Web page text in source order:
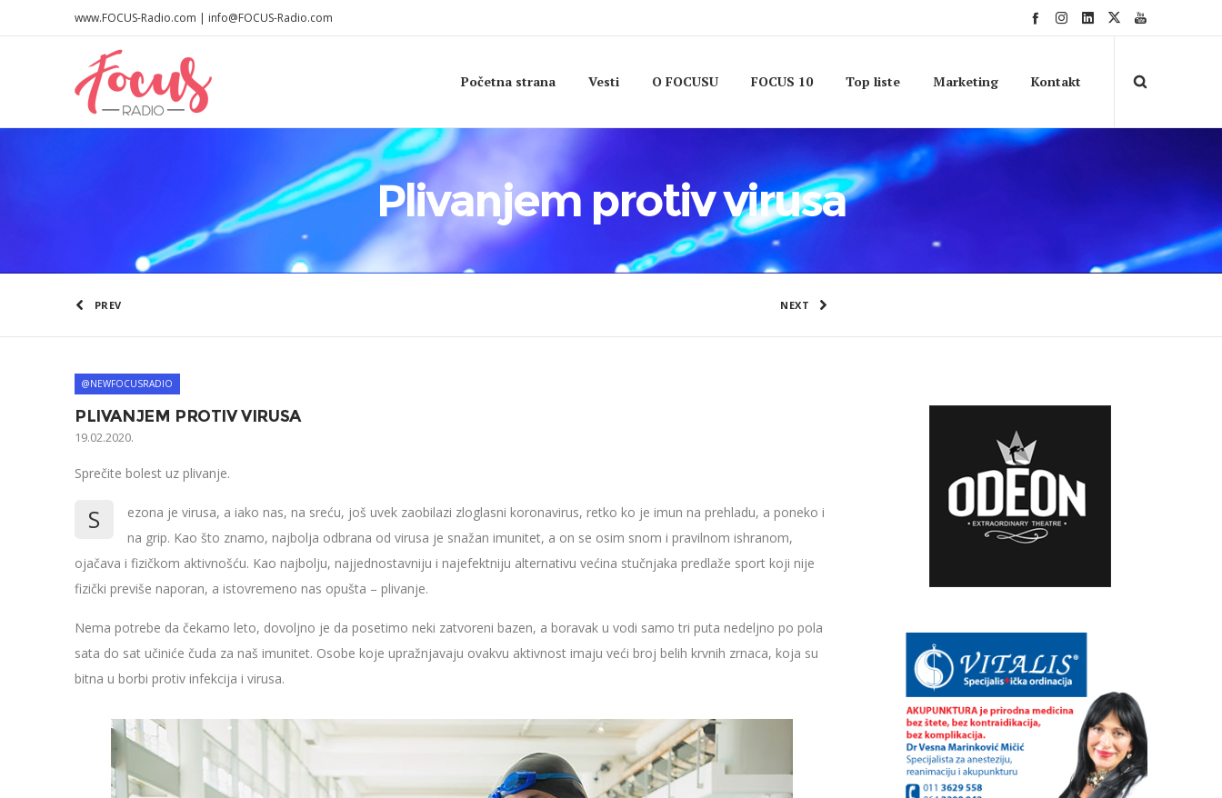
www.FOCUS-Radio.com | info@FOCUS-Radio.com
Početna strana Vesti O FOCUSU FOCUS 10 Top liste Marketing Kontakt
Plivanjem protiv virusa
PREV NEXT
@NEWFOCUSRADIO
PLIVANJEM PROTIV VIRUSA
19.02.2020.
Sprečite bolest uz plivanje.
S
ezona je virusa, a iako nas, na sreću, još uvek zaobilazi zloglasni koronavirus, retko ko je imun na prehladu, a poneko i
na grip. Kao što znamo, najbolja odbrana od virusa je snažan imunitet, a on se osim snom i pravilnom ishranom,
ojačava i fizičkom aktivnošću. Kao najbolju, najjednostavniju i najefektniju alternativu većina stučnjaka predlaže sport koji nije
fizički previše naporan, a istovremeno nas opušta – plivanje.
Nema potrebe da čekamo leto, dovoljno je da posetimo neki zatvoreni bazen, a boravak u vodi samo tri puta nedeljno po pola
sata do sat učiniće čuda za naš imunitet. Osobe koje upražnjavaju ovakvu aktivnost imaju veći broj belih krvnih zrnaca, koja su
bitna u borbi protiv infekcija i virusa.